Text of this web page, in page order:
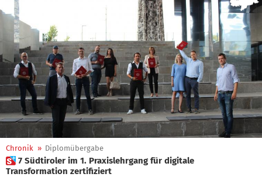
Chronik » Diplomübergabe
 7 Südtiroler im 1. Praxislehrgang für digitale
Transformation zertifiziert